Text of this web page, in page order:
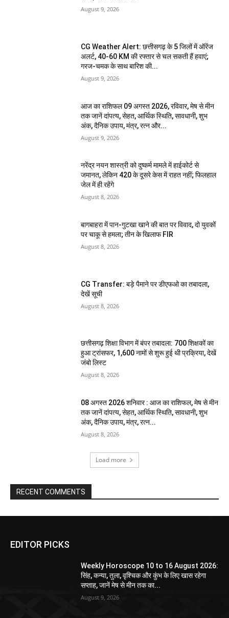
August 9, 2026
CG Weather Alert: छत्तीसगढ़ के 5 जिलों में ऑरेंज
अलर्ट, 40-60 KM की रफ्तार से चल सकती हैं हवाएं;
गरज-चमक के साथ बारिश की...
August 9, 2026
आज का राशिफल 09 अगस्त 2026, रविवार, मेष से मीन
तक जानें दांपत्य, सेहत, आर्थिक स्थिति, सावधानी, शुभ
अंक, दैनिक उपाय, मंत्र, रत्न और...
August 9, 2026
नरेंद्र नयन शास्त्री को दुष्कर्म मामले में हाईकोर्ट से
जमानत, लेकिन 420 के दूसरे केस में राहत नहीं; फिलहाल
जेल में ही रहेंगे
August 8, 2026
बागबाहरा में पान-गुटखा खाने की बात पर विवाद, दो युवकों
पर चाकू से हमला; तीन के खिलाफ FIR
August 8, 2026
CG Transfer: बड़े पैमाने पर डीएफओ का तबादला,
देखें सूची
August 8, 2026
छत्तीसगढ़ शिक्षा विभाग में बंपर तबादला: 700 शिक्षकों का
हुआ ट्रांसफर, 1,600 नामों से शुरू हुई थी प्रक्रिया, देखें
जंबो लिस्ट
August 8, 2026
08 अगस्त 2026 शनिवार : आज का राशिफल, मेष से मीन
तक जानें दांपत्य, सेहत, आर्थिक स्थिति, सावधानी, शुभ
अंक, दैनिक उपाय, मंत्र, रत्न...
August 8, 2026
Load more
RECENT COMMENTS
EDITOR PICKS
Weekly Horoscope 10 to 16 August 2026:
सिंह, कन्या, तुला, वृश्चिक और कुंभ के लिए खास रहेगा
सप्ताह, जानें मेष से मीन तक का...
August 9, 2026